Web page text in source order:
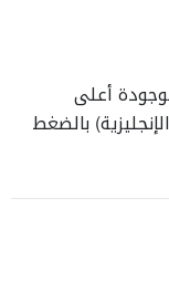
في قراءة
المطلوب، انقر على
بصوت واضح.
الموجودة أعلى
بالضغط